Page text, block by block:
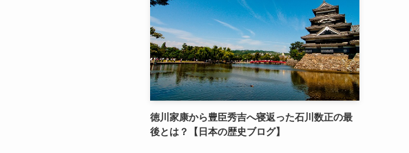
徳川家康から豊臣秀吉へ寝返った石川数正の最
後とは？【日本の歴史ブログ】